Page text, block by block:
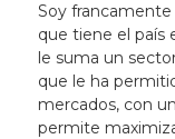
Soy
que tiene el país
le suma un
que le ha
mercados, con
permite